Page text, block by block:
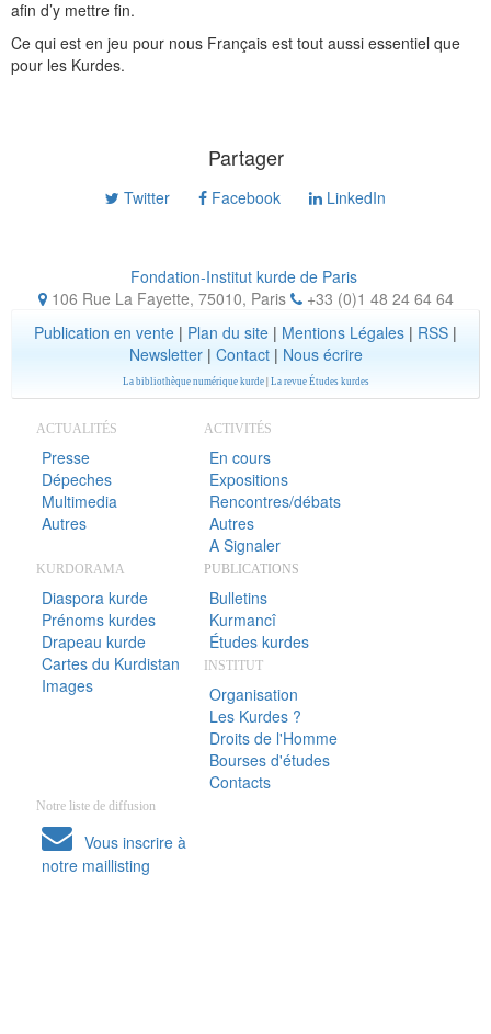
afin d’y mettre fin.
Ce qui est en jeu pour nous Français est tout aussi essentiel que
pour les Kurdes.
Partager
Twitter Facebook LinkedIn
Fondation-Institut kurde de Paris
106 Rue La Fayette, 75010, Paris
+33 (0)1 48 24 64 64
Publication en vente | Plan du site | Mentions Légales | RSS |
Newsletter| Contact| Nous écrire
La bibliothèque numérique kurde| La revue Études kurdes
ACTUALITÉS
Presse
Dépeches
Multimedia
Autres
ACTIVITÉS
En cours
Expositions
Rencontres/débats
Autres
A Signaler
KURDORAMA
Diaspora kurde
Prénoms kurdes
Drapeau kurde
Cartes du Kurdistan
Images
PUBLICATIONS
Bulletins
Kurmancî
Études kurdes
INSTITUT
Organisation
Les Kurdes ?
Droits de l'Homme
Bourses d'études
Contacts
Notre liste de diffusion
Vous inscrire à
notre maillisting